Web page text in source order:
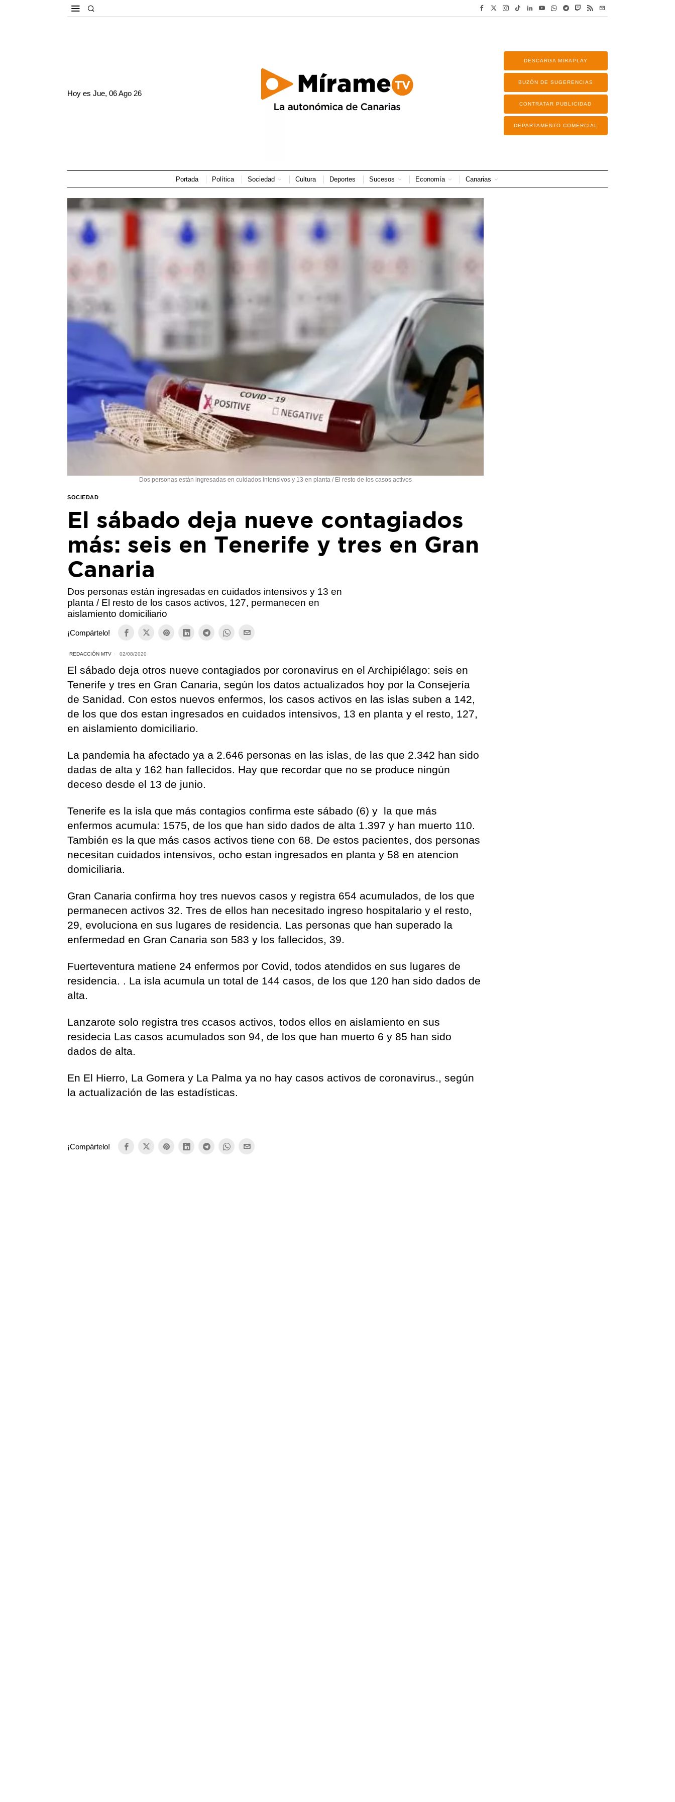
Hoy esJue, 06 Ago 26
DESCARGA MIRAPLAY
BUZÓN DE SUGERENCIAS
CONTRATAR PUBLICIDAD
DEPARTAMENTO COMERCIAL
Portada Política Sociedad Cultura Deportes Sucesos Economía Canarias
Dos personas están ingresadas en cuidados intensivos y 13 en planta / El resto de los casos activos
SOCIEDAD
El sábado deja nueve contagiados
más: seis en Tenerife y tres en Gran
Canaria
Dos personas están ingresadas en cuidados intensivos y 13 en
planta / El resto de los casos activos, 127, permanecen en
aislamiento domiciliario
¡Compártelo!
REDACCIÓN MTV 02/08/2020
El sábado deja otros nueve contagiados por coronavirus en el Archipiélago: seis en
Tenerife y tres en Gran Canaria, según los datos actualizados hoy por la Consejería
de Sanidad. Con estos nuevos enfermos, los casos activos en las islas suben a 142,
de los que dos estan ingresados en cuidados intensivos, 13 en planta y el resto, 127,
en aislamiento domiciliario.
La pandemia ha afectado ya a 2.646 personas en las islas, de las que 2.342 han sido
dadas de alta y 162 han fallecidos. Hay que recordar que no se produce ningún
deceso desde el 13 de junio.
Tenerife es la isla que más contagios confirma este sábado (6) y la que más
enfermos acumula: 1575, de los que han sido dados de alta 1.397 y han muerto 110.
También es la que más casos activos tiene con 68. De estos pacientes, dos personas
necesitan cuidados intensivos, ocho estan ingresados en planta y 58 en atencion
domiciliaria.
Gran Canaria confirma hoy tres nuevos casos y registra 654 acumulados, de los que
permanecen activos 32. Tres de ellos han necesitado ingreso hospitalario y el resto,
29, evoluciona en sus lugares de residencia. Las personas que han superado la
enfermedad en Gran Canaria son 583 y los fallecidos, 39.
Fuerteventura matiene 24 enfermos por Covid, todos atendidos en sus lugares de
residencia. . La isla acumula un total de 144 casos, de los que 120 han sido dados de
alta.
Lanzarote solo registra tres ccasos activos, todos ellos en aislamiento en sus
residecia Las casos acumulados son 94, de los que han muerto 6 y 85 han sido
dados de alta.
En El Hierro, La Gomera y La Palma ya no hay casos activos de coronavirus., según
la actualización de las estadísticas.
¡Compártelo!